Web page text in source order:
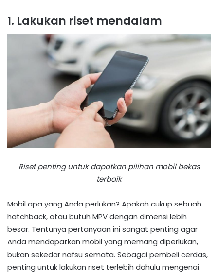
1. Lakukan riset mendalam
Riset penting untuk dapatkan pilihan mobil bekas
terbaik
Mobil apa yang Anda perlukan? Apakah cukup sebuah
hatchback, atau butuh MPV dengan dimensi lebih
besar. Tentunya pertanyaan ini sangat penting agar
Anda mendapatkan mobil yang memang diperlukan,
bukan sekedar nafsu semata. Sebagai pembeli cerdas,
penting untuk lakukan riset terlebih dahulu mengenai